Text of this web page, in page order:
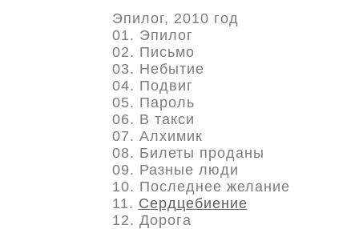
Эпилог, 2010 год
01. Эпилог
02. Письмо
03. Небытие
04. Подвиг
05. Пароль
06. В такси
07. Алхимик
08. Билеты проданы
09. Разные люди
10. Последнее желание
11. Сердцебиение
12. Дорога